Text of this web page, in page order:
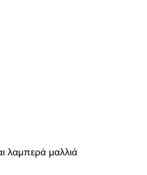
λαμπερά μαλλιά